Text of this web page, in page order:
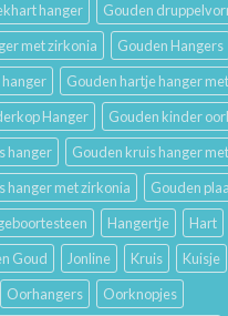
hanger
Gouden
met zirkonia
Gouden Hangers
Gouden hartje hanger
Hanger
Gouden kinder
hanger
Gouden kruis hanger
hanger met zirkonia
Gouden
Hangertje Hart
Goud
Jonline Kruis Kuisje
Oorhangers
Oorknopjes